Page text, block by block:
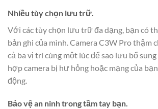
Nhiều tùy chọn lưu trữ.
Với các tùy chọn lưu trữ đa dạng, bạn có
bản ghi của mình. Camera C3W Pro thậm
cả ba vị trí cùng một lúc để sao lưu bổ
hợp camera bị hư hỏng hoặc mạng của
động.
Bảo vệ an ninh trong tầm tay bạn.